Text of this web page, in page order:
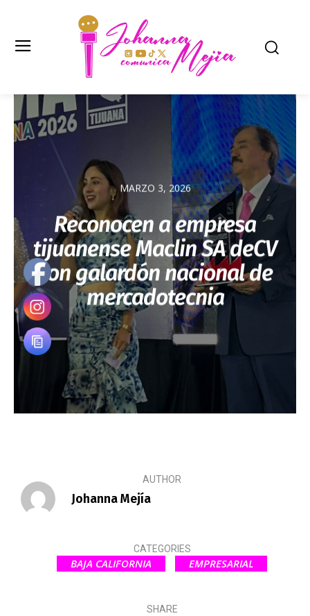
MARZO 3, 2026
Reconocen a empresa
tijuanense Maclin SA deCV
con galardón nacional de
mercadotecnia
AUTHOR
Johanna Mejía
CATEGORIES
BAJA CALIFORNIA EMPRESARIAL
SHARE